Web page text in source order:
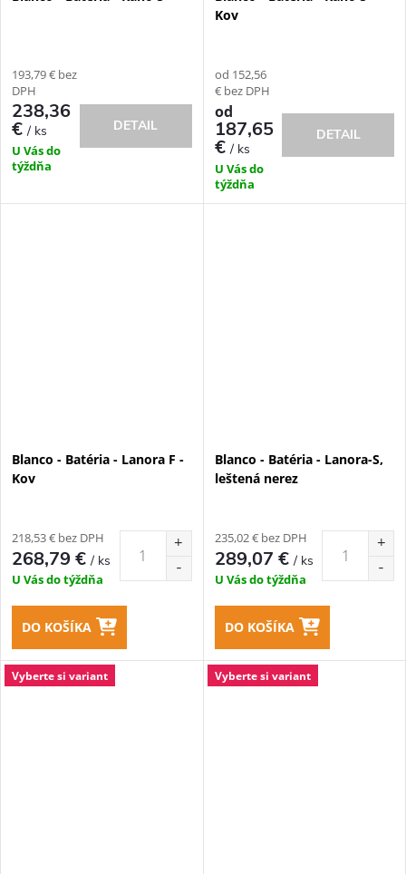
193,79 € bez
DPH
238,36
€/ ks
U Vás do
týždňa
DETAIL
Kov
od 152,56
€ bez DPH
od
187,65
€/ ks
U Vás do
týždňa
DETAIL
Blanco - Batéria - Lanora F -
Kov
218,53 € bez DPH
268,79 €/ ks
U Vás do týždňa
DO KOŠÍKA
Blanco - Batéria - Lanora-S,
leštená nerez
235,02 € bez DPH
289,07 €/ ks
U Vás do týždňa
DO KOŠÍKA
Vyberte si variant Vyberte si variant